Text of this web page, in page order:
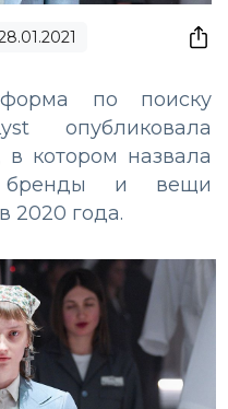
по поиску
опубликовала
в котором назвала
бренды и вещи
2020 года.